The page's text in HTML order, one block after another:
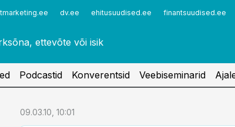
dv.ee ehitusuudised.ee finantsuudised.ee
Podcastid Konverentsid Veebiseminarid
09.03.10, 10:01